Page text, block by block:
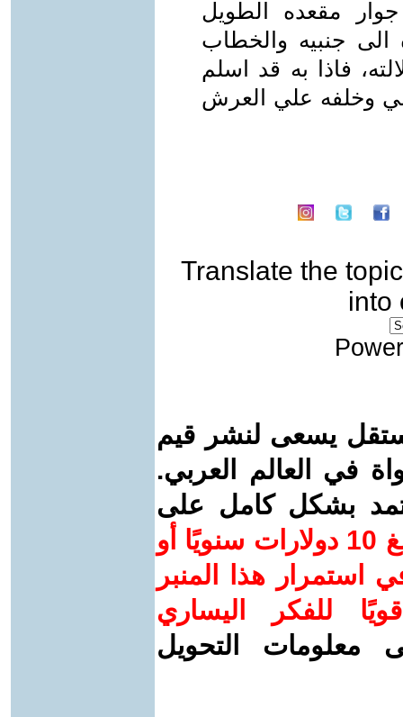
مقعده الطويل
الى جنبيه والخطاب
فاذا به قد اسلم
وخلفه علي العرش
Translate the topic
into
يسعى لنشر قيم
في العالم العربي.
بشكل كامل على
ساهم/ي معنا! بدعمكم بمبلغ 10 دولارات سنويًا أو
استمرار هذا المنبر
للفكر اليساري
معلومات التحويل